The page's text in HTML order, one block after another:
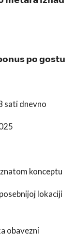
𝗽𝗼 𝗴𝗼𝘀𝘁𝘂
sati dnevno
konceptu
lokaciji
obavezni